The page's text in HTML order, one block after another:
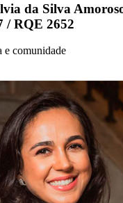
da Silva
/ RQE 2652
e comunidade